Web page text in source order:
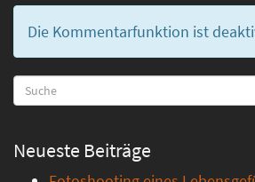
Die Kommentarfunktion ist
Neueste Beiträge